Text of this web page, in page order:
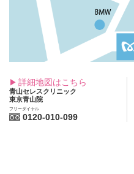
詳細地図はこちら
青山セレスクリニック
東京青山院
フリーダイヤル
0120-010-099